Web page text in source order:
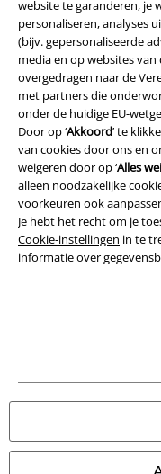
website te garanderen, je
personaliseren, analyses
(bijv. gepersonaliseerde
media en op websites
overgedragen naar de
met partners die
onder de huidige EU-
Door op ‘Akkoord’ te
van cookies door ons en
weigeren door op ‘Alles
alleen noodzakelijke
voorkeuren ook
Je hebt het recht om je
Cookie-instellingen in te
informatie over
Legal
Algemene Voorwaarden
Bedrijfsgegevens
Privacyverklaring
Verklaring van
Informatie over
© 1986-2026 Large